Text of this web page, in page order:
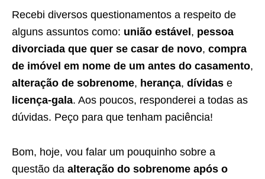
Recebi diversos questionamentos a respeito de
alguns assuntos como: união estável , pessoa
divorciada que quer se casar de novo, compra
de imóvel em nome de um antes do casamento,
alteração de sobrenome, herança, dívidas e
licença-gala. Aos poucos, responderei a todas as
dúvidas. Peço para que tenham paciência!
Bom, hoje, vou falar um pouquinho sobre a
questão da alteração do sobrenome após o